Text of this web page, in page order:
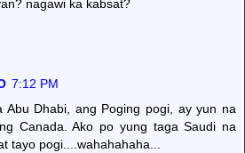
nagawi ka kabsat?
7:12 PM
Abu Dhabi, ang Poging pogi, ay yun na
Canada. Ako po yung taga Saudi na
tayo pogi....wahahahaha...